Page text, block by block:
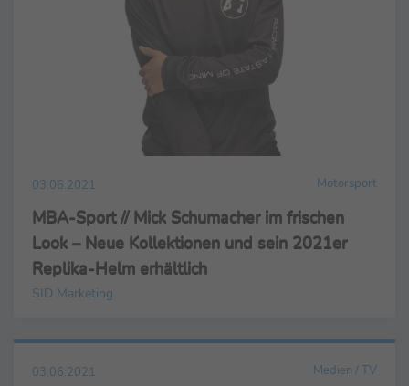
03.06.2021 Motorsport
MBA-Sport // Mick Schumacher im frischen
Look – Neue Kollektionen und sein 2021er
Replika-Helm erhältlich
SID Marketing
03.06.2021 Medien / TV